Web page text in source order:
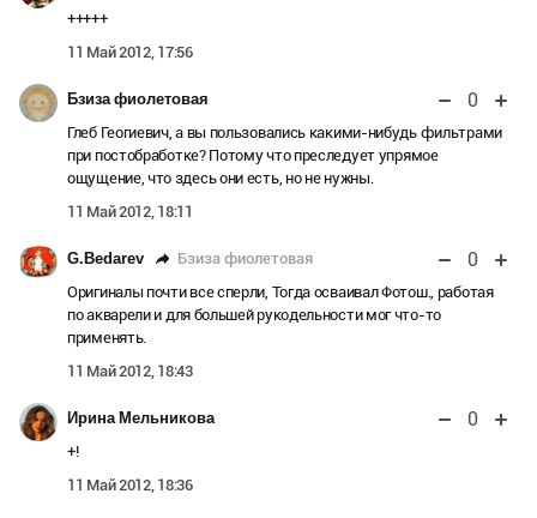
+++++
11 Май 2012, 17:56
Бзиза фиолетовая 0
Глеб Геогиевич, а вы пользовались какими-нибудь фильтрами
при постобработке? Потому что преследует упрямое
ощущение, что здесь они есть, но не нужны.
11 Май 2012, 18:11
G.Bedarev Бзиза фиолетовая 0
Оригиналы почти все сперли, Тогда осваивал Фотош., работая
по акварели и для большей рукодельности мог что-то
применять.
11 Май 2012, 18:43
Ирина Мельникова 0
+!
11 Май 2012, 18:36